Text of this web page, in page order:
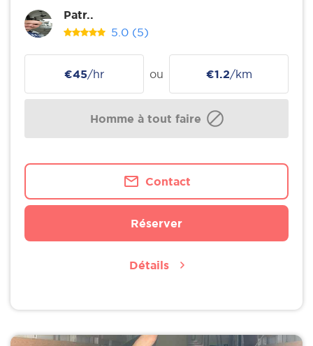
Patr..
5.0 (5)
€45/hr ou €1.2/km
Homme à tout faire
Contact
Réserver
Détails